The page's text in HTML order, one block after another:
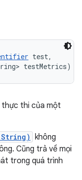
test,
testMetrics)
thi của một
không
Cũng trả về mọi
trong quá trình